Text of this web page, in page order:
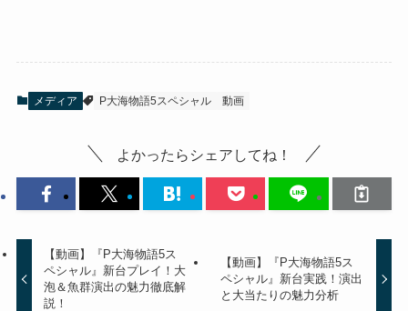
メディア P大海物語5スペシャル 動画
よかったらシェアしてね！
【動画】『P大海物語5ス
ペシャル』新台プレイ！大
泡＆魚群演出の魅力徹底解
説！
【動画】『P大海物語5ス
ペシャル』新台実践！演出
と大当たりの魅力分析